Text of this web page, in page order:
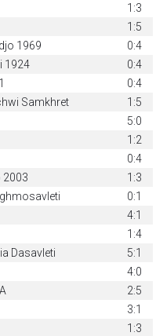
1:3
1:5
1969
0:4
1924
0:4
0:4
Samkhret
1:5
5:0
1:2
0:4
2003
1:3
0:1
4:1
1:4
Dasavleti
5:1
4:0
2:5
3:1
1:3